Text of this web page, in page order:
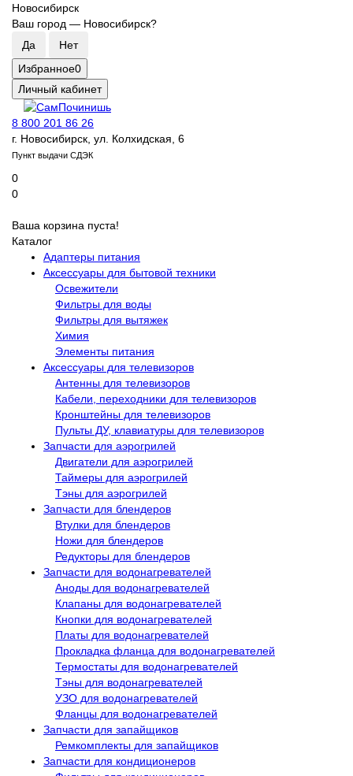
Новосибирск
Ваш город — Новосибирск?
Избранное0
Личный кабинет
8 800 201 86 26
г. Новосибирск, ул. Колхидская, 6
Пункт выдачи СДЭК
0
0
Ваша корзина пуста!
Каталог
Адаптеры питания
Аксессуары для бытовой техники
Освежители
Фильтры для воды
Фильтры для вытяжек
Химия
Элементы питания
Аксессуары для телевизоров
Антенны для телевизоров
Кабели, переходники для телевизоров
Кронштейны для телевизоров
Пульты ДУ, клавиатуры для телевизоров
Запчасти для аэрогрилей
Двигатели для аэрогрилей
Таймеры для аэрогрилей
Тэны для аэрогрилей
Запчасти для блендеров
Втулки для блендеров
Ножи для блендеров
Редукторы для блендеров
Запчасти для водонагревателей
Аноды для водонагревателей
Клапаны для водонагревателей
Кнопки для водонагревателей
Платы для водонагревателей
Прокладка фланца для водонагревателей
Термостаты для водонагревателей
Тэны для водонагревателей
УЗО для водонагревателей
Фланцы для водонагревателей
Запчасти для запайщиков
Ремкомплекты для запайщиков
Запчасти для кондиционеров